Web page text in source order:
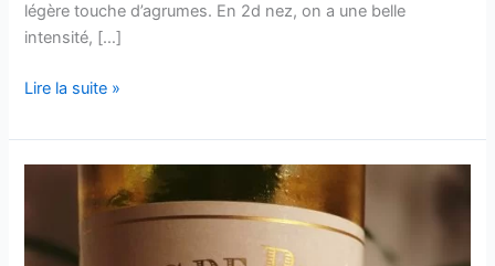
légère touche d’agrumes. En 2d nez, on a une belle
intensité, […]
Tokaji
Château
Hellha
Lire la suite »